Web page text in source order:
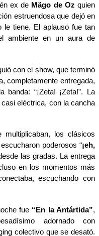
ex de Mägo de Oz quien
estruendosa que dejó en
le tiene. El aplauso fue tan
ambiente en un aura de
con el show, que terminó
completamente entregada,
“¡Zeta! ¡Zeta!”. La
eléctrica, con la cancha
los clásicos
poderosos “¡eh,
las gradas. La entrega
en los momentos más
escuchando con
fue “En la Antártida”,
adornado con
colectivo que se desató.